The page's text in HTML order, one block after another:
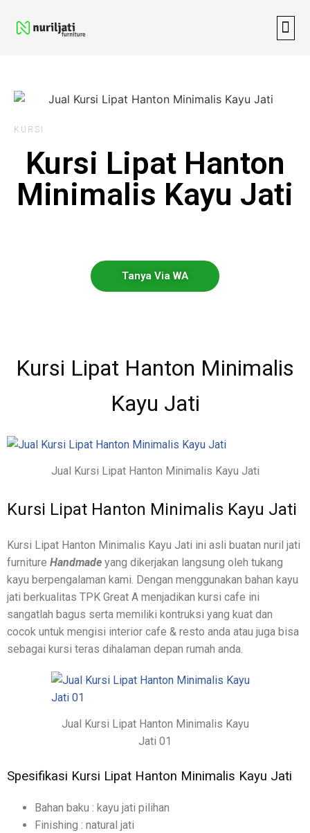
KURSI
Kursi Lipat Hanton
Minimalis Kayu Jati
Tanya Via WA
Kursi Lipat Hanton Minimalis
Kayu Jati
Jual Kursi Lipat Hanton Minimalis Kayu Jati
Kursi Lipat Hanton Minimalis Kayu Jati
Kursi Lipat Hanton Minimalis Kayu Jati ini asli buatan nuril jati
furniture Handmade yang dikerjakan langsung oleh tukang
kayu berpengalaman kami. Dengan menggunakan bahan kayu
jati berkualitas TPK Great A menjadikan kursi cafe ini
sangatlah bagus serta memiliki kontruksi yang kuat dan
cocok untuk mengisi interior cafe & resto anda atau juga bisa
sebagai kursi teras dihalaman depan rumah anda.
Jual Kursi Lipat Hanton Minimalis Kayu
Jati 01
Spesifikasi Kursi Lipat Hanton Minimalis Kayu Jati
Bahan baku : kayu jati pilihan
Finishing : natural jati